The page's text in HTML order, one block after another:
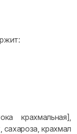
крахмальная],
сахароза, крахмал